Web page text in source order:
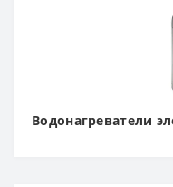
Водонагреватели